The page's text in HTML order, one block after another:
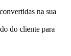
na sua
do cliente para